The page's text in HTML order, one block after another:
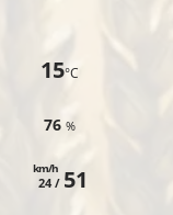
15°C
76%
24 /
km/h 51